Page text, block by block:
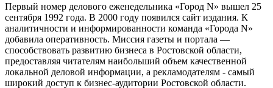
Первый номер делового еженедельника «Город N» вышел 25
сентября 1992 года. В 2000 году появился сайт издания. К
аналитичности и информированности команда «Города N»
добавила оперативность. Миссия газеты и портала —
способствовать развитию бизнеса в Ростовской области,
предоставляя читателям наибольший объем качественной
локальной деловой информации, а рекламодателям - самый
широкий доступ к бизнес-аудитории Ростовской области.